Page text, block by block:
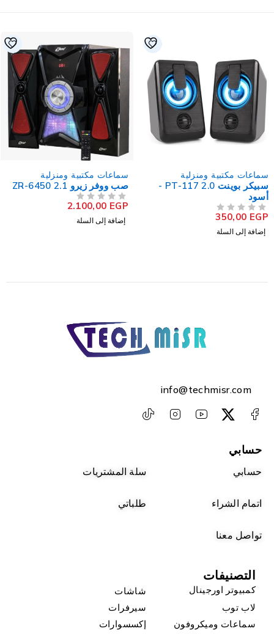
سماعات مكتبية ومنزلية
صب ووفر زيرو ZR-6450 2.1
2.100,00EGP
إضافة إلى السلة
سماعات مكتبية ومنزلية
صب ووفر زيرو ZR-6250 2.1
2.100,00EGP
إضافة إلى السلة
info@techmisr.com
حسابي
حسابي سلة المشتريات
اتمام الشراء طلباتي
تواصل معنا
التصنيفات
كمبيوتر اورجينال
شاشات
لاب توب
سيرفرات
سماعات وميكروفون
إكسسوارات